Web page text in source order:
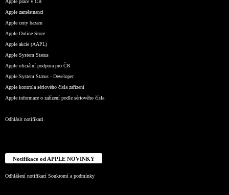
Apple práce v ČR
Apple zaměstnanci
Apple ceny bazaru
Apple Online Store
Apple akcie (AAPL)
Apple System Status
Apple oficiální podpora pro ČR
Apple System Status - Developer
Apple kontrola sériového čísla zařízení
Apple informace o zařízení podle sériového čísla
Odhlásit notifikaci
Notifikace od APPLE NOVINKY
Odhlášení notifikací Soukromí a podmínky